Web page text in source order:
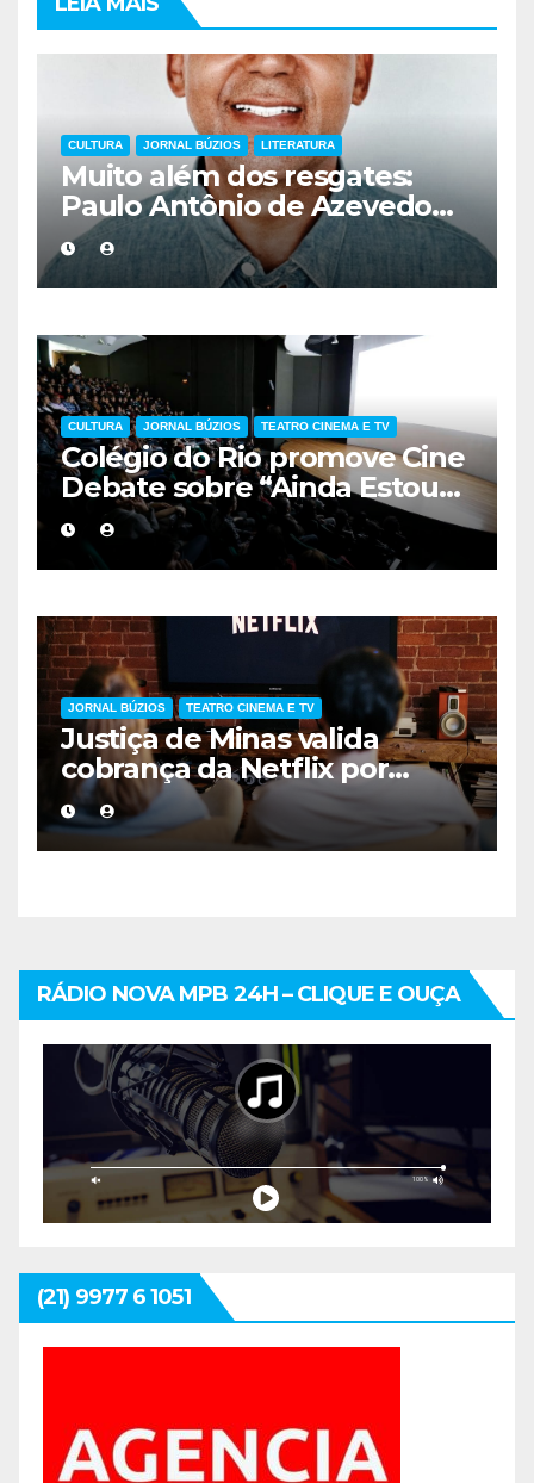
CULTURA JORNAL BÚZIOS LITERATURA
Muito além dos resgates:
Paulo Antônio de Azevedo
eterniza a coragem, a
humanidade e a missão dos
guarda-vidas na literatura
CULTURA JORNAL BÚZIOS TEATRO CINEMA E TV
Colégio do Rio promove Cine
Debate sobre “Ainda Estou
Aqui”, obra cobrada no
vestibular da UERJ
JORNAL BÚZIOS TEATRO CINEMA E TV
Justiça de Minas valida
cobrança da Netflix por
compartilhamento de
senhas fora da residência
RÁDIO NOVA MPB 24H – CLIQUE E OUÇA
(21) 9977 6 1051